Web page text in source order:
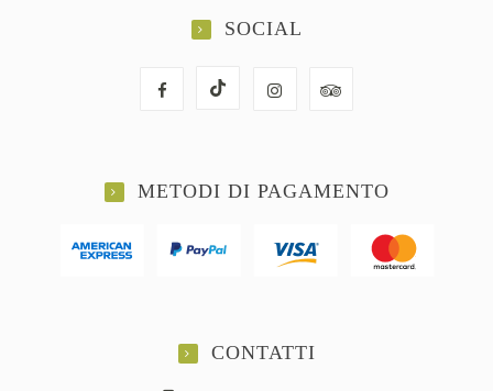
SOCIAL
METODI DI PAGAMENTO
CONTATTI